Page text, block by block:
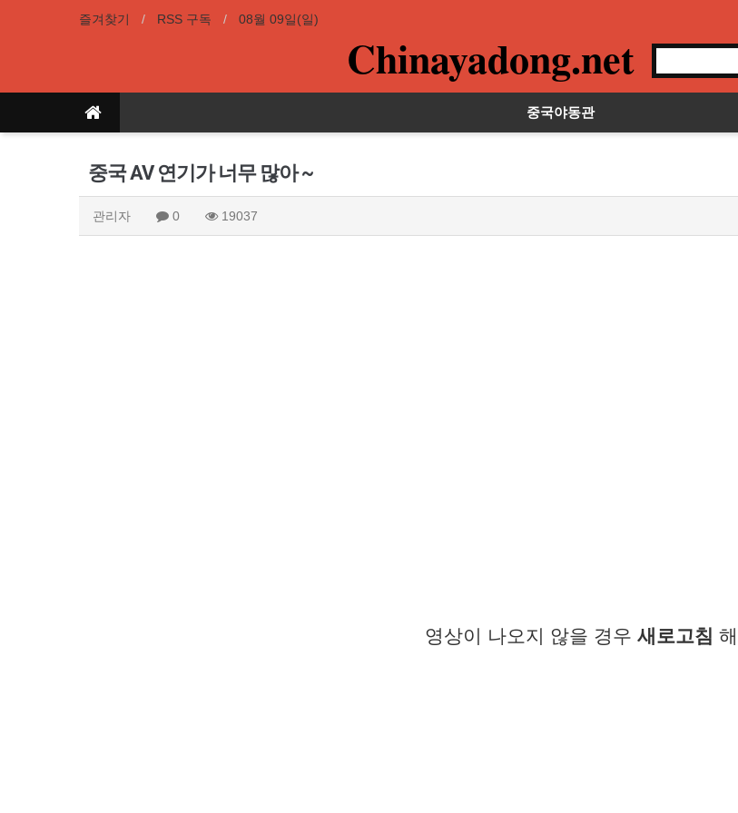
즐겨찾기 RSS 구독 08월 09일(일)
Chinayadong.net
중국야동관
중국 AV 연기가 너무 많아 ~
관리자 0 19037
영상이 나오지 않을 경우 새로고침